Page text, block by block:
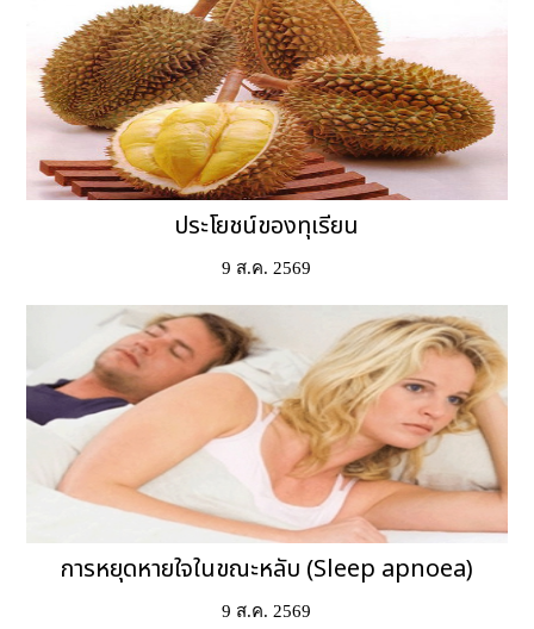
ประโยชน์ของทุเรียน
9 ส.ค. 2569
การหยุดหายใจในขณะหลับ (Sleep apnoea)
9 ส.ค. 2569